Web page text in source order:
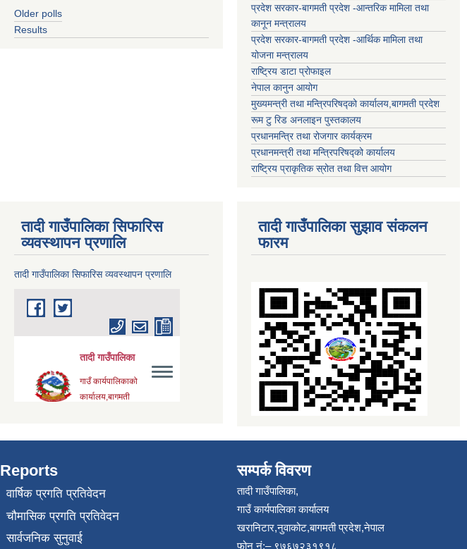
Older polls
Results
प्रदेश सरकार-बागमती प्रदेश -आन्तरिक मामिला तथा
कानून मन्त्रालय
प्रदेश सरकार-बागमती प्रदेश -आर्थिक मामिला तथा
योजना मन्त्रालय
राष्ट्रिय डाटा प्रोफाइल
नेपाल कानुन आयोग
मुख्यमन्त्री तथा मन्त्रिपरिषद्को कार्यालय,बागमती प्रदेश
रूम टु रिड अनलाइन पुस्तकालय
प्रधानमन्त्रि तथा रोजगार कार्यक्रम
प्रधानमन्त्री तथा मन्त्रिपरिषद्को कार्यालय
राष्ट्रिय प्राकृतिक स्रोत तथा वित्त आयोग
तादी गाउँपालिका सिफारिस
व्यवस्थापन प्रणालि
तादी गाउँपालिका सिफारिस व्यवस्थापन प्रणालि
तादी गाउँपालिका सुझाव संकलन
फारम
Reports
वार्षिक प्रगति प्रतिवेदन
चौमासिक प्रगति प्रतिवेदन
सार्वजनिक सुनुवाई
सम्पर्क विवरण
तादी गाउँपालिका,
गाउँ कार्यपालिका कार्यालय
खरानिटार,नुवाकोट,बागमती प्रदेश,नेपाल
फोन नं:– ९७६७२३१९१८